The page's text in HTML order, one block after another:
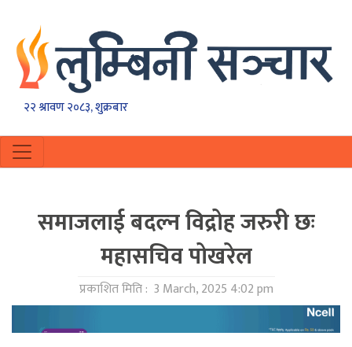
२२ श्रावण २०८३, शुक्रबार
समाजलाई बदल्न विद्रोह जरुरी छः
महासचिव पोखरेल
प्रकाशित मिति : 3 March, 2025 4:02 pm